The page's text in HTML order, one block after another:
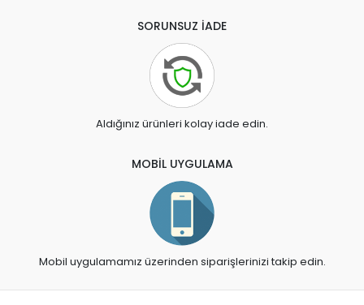
SORUNSUZ İADE
Aldığınız ürünleri kolay iade edin.
MOBİL UYGULAMA
Mobil uygulamamız üzerinden siparişlerinizi takip edin.